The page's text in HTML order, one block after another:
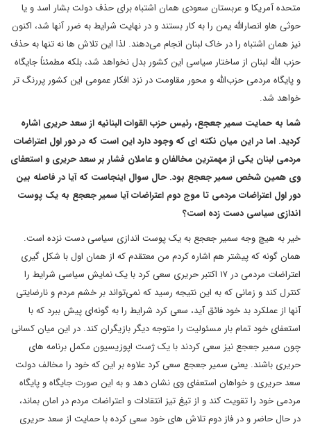
متحده آمریکا و عربستان سعودی همان اشتباه برای حذف دولت بشار اسد و یا
حوثی هاو انصارالله یمن را به کار بستند و در نهایت شرایط به ضرر آنها شد، اکنون
نیز همان اشتباه را در خاک لبنان انجام می‌دهند. لذا این تلاش ها نه تنها به حذف
حزب الله لبنان از ساختار سیاسی این کشور بدل نخواهد شد، بلکه مطمئناً جایگاه
و پایگاه مردمی حزب‌الله و محور مقاومت در نزد افکار عمومی این کشور پررنگ تر
خواهد شد.
شما به حمایت سمیر جعجع، رئیس حزب القوات البنانیه از سعد حریری اشاره
کردید. اما در این میان نکته ای که وجود دارد این است که در دور اول اعتراضات
مردمی لبنان یکی از مهمترین مخالفان و عاملان فشار بر سعد حریری و استعفای
وی همین شخص سمیر جعجع بود. حال سوال اینجاست که آیا در فاصله بین
دور اول اعتراضات مردمی تا موج دوم اعتراضات آیا سمیر جعجع به یک پوست
اندازی سیاسی دست زده است؟
خیر به هیچ وجه سمیر جعجع به یک پوست اندازی سیاسی دست نزده است.
همان گونه که پیشتر هم اشاره کردم من معتقدم که از همان اول با شکل گیری
اعتراضات مردمی در ۱۷ اکتبر حریری سعی کرد با یک نمایش سیاسی شرایط را
کنترل کند و زمانی که به این نتیجه رسید که نمی‌تواند بر خشم مردم و نارضایتی
آنها از عملکرد بد خود فائق آید، سعی کرد شرایط را به گونه‌ای پیش ببرد که با
استعفای خود تمام بار مسئولیت را متوجه دیگر بازیگران کند. در این میان کسانی
چون سمیر جعجع نیز سعی کردند با یک ژست اپوزیسیون مکمل برنامه های
حریری باشند. یعنی سمیر جعجع سعی کرد علاوه بر این که خود را مخالف دولت
سعد حریری و خواهان استعفای وی نشان دهد و به این صورت جایگاه و پایگاه
مردمی خود را تقویت کند و از تیغ تیز انتقادات و اعتراضات مردم در امان بماند،
در حال حاضر و در فاز دوم تلاش های خود سعی کرده با حمایت از سعد حریری